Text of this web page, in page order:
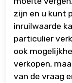
zijn en u kunt
inruilwaarde
particulier
ook
verkopen,
van de vraag